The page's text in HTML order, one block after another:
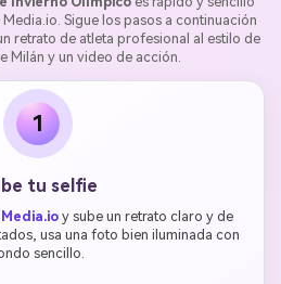
Media.io. Sigue los pasos a continuación
retrato de atleta profesional al estilo de
Milán y un video de acción.
1
tu selfie
y sube un retrato claro y de
usa una foto bien iluminada con
sencillo.